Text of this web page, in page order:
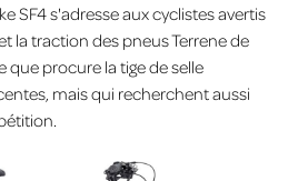
SF4 s'adresse aux cyclistes avertis
la traction des pneus Terrene de
procure la tige de selle
mais qui recherchent aussi